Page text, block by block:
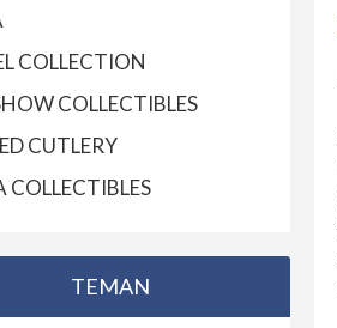
COLLECTION
COLLECTIBLES
CUTLERY
COLLECTIBLES
TEMAN